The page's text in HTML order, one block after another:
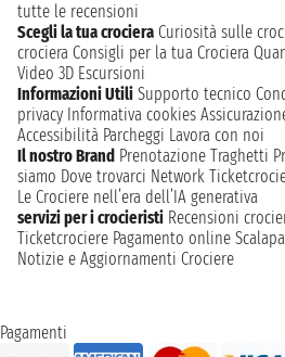
tutte le recensioni
Scegli la tua crociera Curiosità sulle
crociera Consigli per la tua Crociera
Video 3D Escursioni
Informazioni Utili Supporto tecnico
privacy Informativa cookies
Accessibilità Parcheggi Lavora con noi
Il nostro Brand Prenotazione Traghetti
siamo Dove trovarci Network
Le Crociere nell’era dell’IA generativa
servizi per i crocieristi Recensioni
Ticketcrociere Pagamento online
Notizie e Aggiornamenti Crociere
Pagamenti